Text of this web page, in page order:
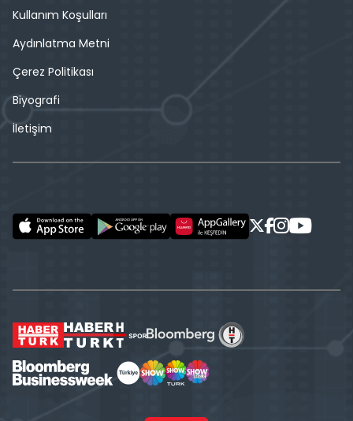
Kullanım Koşulları
Aydınlatma Metni
Çerez Politikası
Biyografi
İletişim